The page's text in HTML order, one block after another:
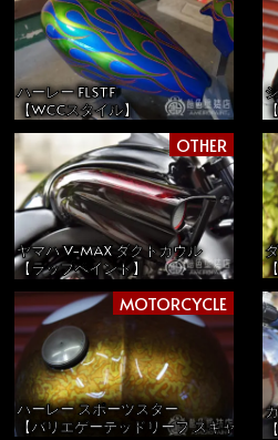
ハーレー FLSTF
【WCCスタイル】
OTHER
ヤマハ V-MAX ダクトカウル
【ラップペイント】
MOTORCYCLE
ハーレー スポーツスター
【バリエゲーテッドリーフ スキャロッ